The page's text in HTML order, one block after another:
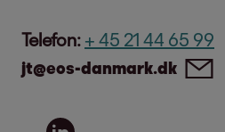
Telefon: + 45 21 44 65 99
jt@eos-danmark.dk